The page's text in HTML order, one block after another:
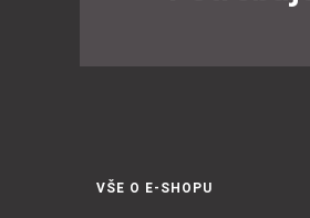
VŠE O E-SHOPU